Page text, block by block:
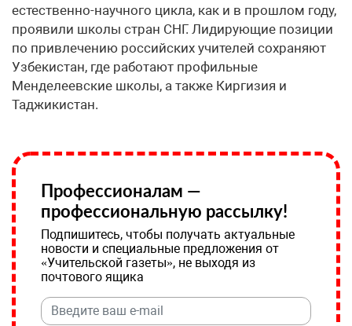
естественно-научного цикла, как и в прошлом году,
проявили школы стран СНГ. Лидирующие позиции
по привлечению российских учителей сохраняют
Узбекистан, где работают профильные
Менделеевские школы, а также Киргизия и
Таджикистан.
Профессионалам —
профессиональную рассылку!
Подпишитесь, чтобы получать актуальные
новости и специальные предложения от
«Учительской газеты», не выходя из
почтового ящика